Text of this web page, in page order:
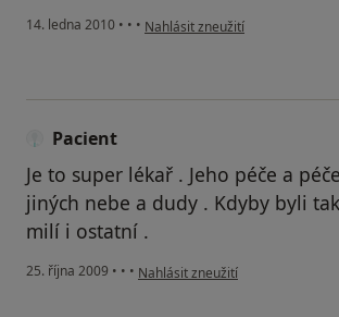
14. ledna 2010 • • • podle názoru uživatele Pacient
Nahlásit zneužití
Pacient
Je to super lékař . Jeho péče a
jiných nebe a dudy . Kdyby byli
milí i ostatní .
25. října 2009 • • • podle názoru uživatele Pacient
Nahlásit zneužití